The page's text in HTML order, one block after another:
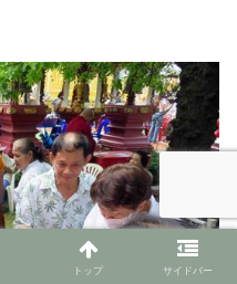
トップ サイドバー